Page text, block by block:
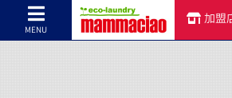
MENU
加盟
コインランドリーのマンマチャオTOP>店舗検